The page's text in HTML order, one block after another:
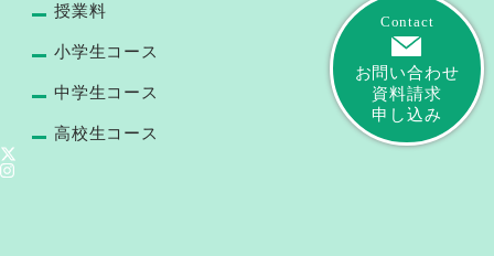
授業料
小学生コース
中学生コース
高校生コース
Contact
お問い合わせ
資料請求
申し込み